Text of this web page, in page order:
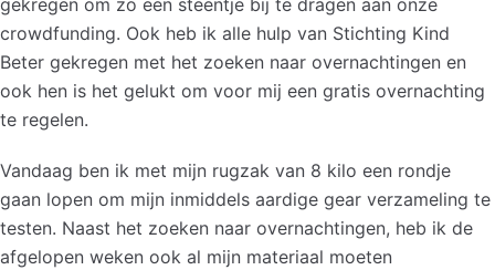
gekregen om zo een steentje bij te dragen aan onze
crowdfunding. Ook heb ik alle hulp van Stichting Kind
Beter gekregen met het zoeken naar overnachtingen en
ook hen is het gelukt om voor mij een gratis overnachting
te regelen.
Vandaag ben ik met mijn rugzak van 8 kilo een rondje
gaan lopen om mijn inmiddels aardige gear verzameling te
testen. Naast het zoeken naar overnachtingen, heb ik de
afgelopen weken ook al mijn materiaal moeten